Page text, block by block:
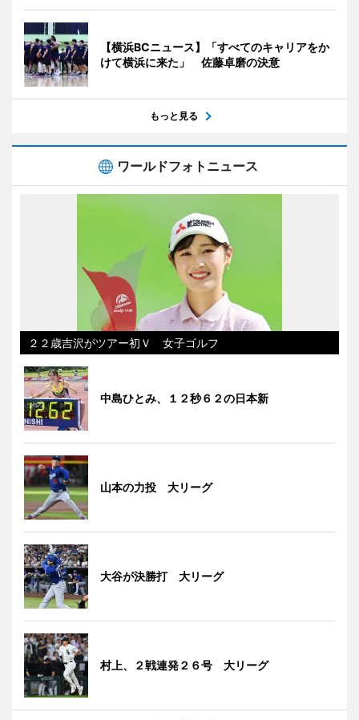
【横浜BCニュース】「すべてのキャリアをか
けて横浜に来た」 佐藤卓磨の決意
もっと見る
ワールドフォトニュース
２２歳吉沢がツアー初Ｖ 女子ゴルフ
中島ひとみ、１２秒６２の日本新
山本の力投 大リーグ
大谷が決勝打 大リーグ
村上、２戦連発２６号 大リーグ